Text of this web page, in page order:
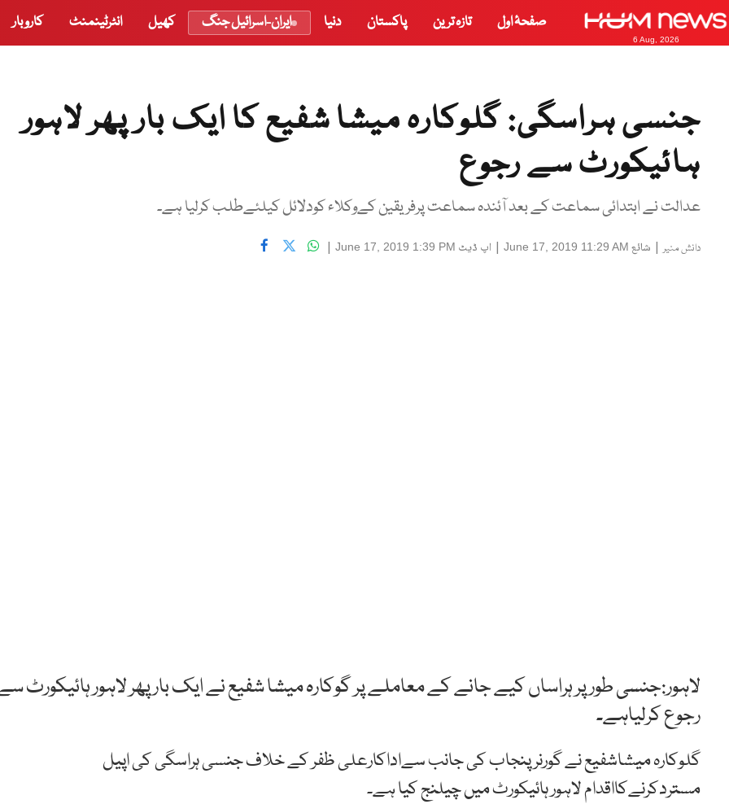
6 Aug, 2026
صفحۂ اول تازہ ترین پاکستان دنیا ایران-اسرائیل جنگ کھیل انٹرٹینمنٹ کاروبار
جنسی ہراسگی: گلوکارہ میشا شفیع کا ایک بار پھر لاہور
ہائیکورٹ سے رجوع
عدالت نے ابتدائی سماعت کے بعد آئندہ سماعت پرفریقین کےوکلاء کودلائل کیلئےطلب کرلیا ہے۔
دانش منیر| شائع June 17, 2019 11:29 AM
| اپ ڈیٹ June 17, 2019 1:39 PM
|
لاہور:جنسی طور پر ہراساں کیے جانے کے معاملے پر گوکارہ میشا شفیع نے ایک بار پھر لاہور ہائیکورٹ
رجوع کرلیاہے۔
گلوکارہ میشاشفیع نے گورنرپنجاب کی جانب سےاداکارعلی ظفر کے خلاف جنسی ہراسگی کی اپیل
مستردکرنےکااقدام لاہور ہائیکورٹ میں چیلنج کیا ہے۔